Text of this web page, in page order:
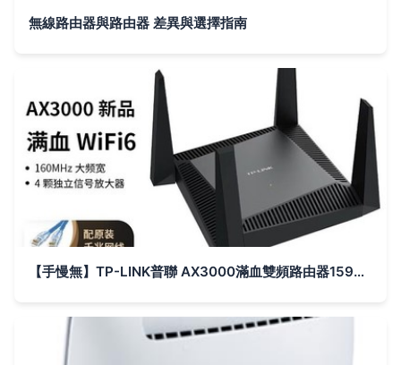
無線路由器與路由器 差異與選擇指南
【手慢無】TP-LINK普聯 AX3000滿血雙頻路由器159元清倉 你家還不升級？